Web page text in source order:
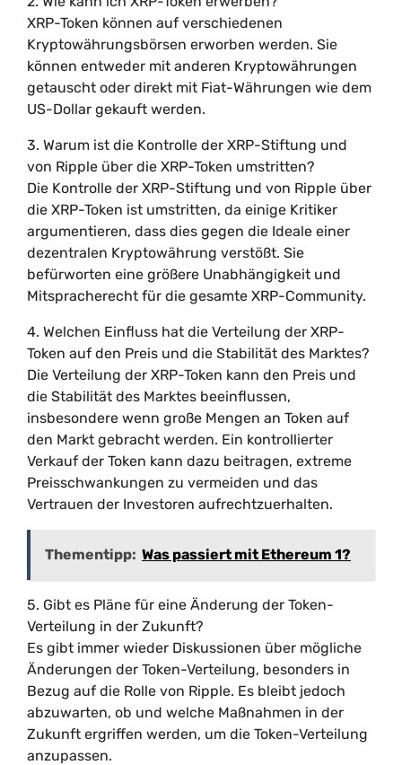
XRP-Token können auf verschiedenen
Kryptowährungsbörsen erworben werden. Sie
können entweder mit anderen Kryptowährungen
getauscht oder direkt mit Fiat-Währungen wie dem
US-Dollar gekauft werden.
3. Warum ist die Kontrolle der XRP-Stiftung und
von Ripple über die XRP-Token umstritten?
Die Kontrolle der XRP-Stiftung und von Ripple über
die XRP-Token ist umstritten, da einige Kritiker
argumentieren, dass dies gegen die Ideale einer
dezentralen Kryptowährung verstößt. Sie
befürworten eine größere Unabhängigkeit und
Mitspracherecht für die gesamte XRP-Community.
4. Welchen Einfluss hat die Verteilung der XRP-
Token auf den Preis und die Stabilität des Marktes?
Die Verteilung der XRP-Token kann den Preis und
die Stabilität des Marktes beeinflussen,
insbesondere wenn große Mengen an Token auf
den Markt gebracht werden. Ein kontrollierter
Verkauf der Token kann dazu beitragen, extreme
Preisschwankungen zu vermeiden und das
Vertrauen der Investoren aufrechtzuerhalten.
Thementipp: Was passiert mit Ethereum 1?
5. Gibt es Pläne für eine Änderung der Token-
Verteilung in der Zukunft?
Es gibt immer wieder Diskussionen über mögliche
Änderungen der Token-Verteilung, besonders in
Bezug auf die Rolle von Ripple. Es bleibt jedoch
abzuwarten, ob und welche Maßnahmen in der
Zukunft ergriffen werden, um die Token-Verteilung
anzupassen.